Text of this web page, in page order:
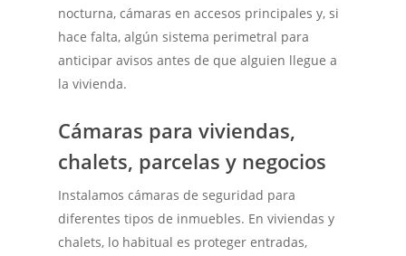
nocturna, cámaras en accesos principales y, si
hace falta, algún sistema perimetral para
anticipar avisos antes de que alguien llegue a
la vivienda.
Cámaras para viviendas,
chalets, parcelas y negocios
Instalamos cámaras de seguridad para
diferentes tipos de inmuebles. En viviendas y
chalets, lo habitual es proteger entradas,